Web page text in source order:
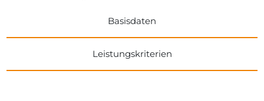
Basisdaten
Leistungskriterien